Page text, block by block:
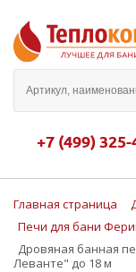
+7 (499)
Главная страница
Печи для бани
Дровяная банная
Леванте" до 18 м